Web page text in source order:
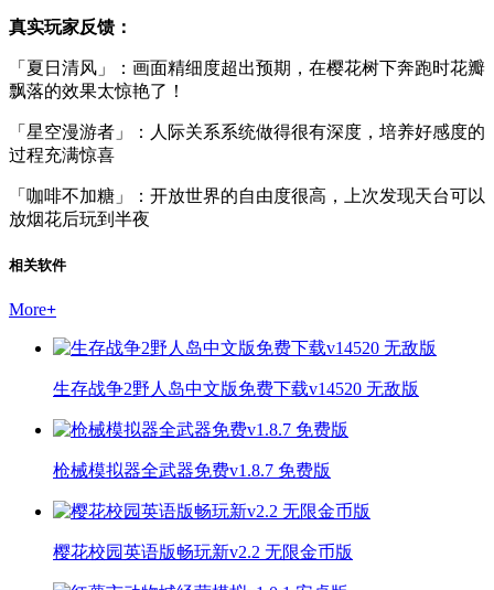
真实玩家反馈：
「夏日清风」：画面精细度超出预期，在樱花树下奔跑时花瓣
飘落的效果太惊艳了！
「星空漫游者」：人际关系系统做得很有深度，培养好感度的
过程充满惊喜
「咖啡不加糖」：开放世界的自由度很高，上次发现天台可以
放烟花后玩到半夜
相关软件
More+
生存战争2野人岛中文版免费下载v14520 无敌版
枪械模拟器全武器免费v1.8.7 免费版
樱花校园英语版畅玩新v2.2 无限金币版